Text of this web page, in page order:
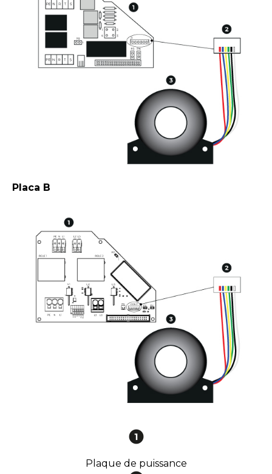
Placa B
Plaque de puissance